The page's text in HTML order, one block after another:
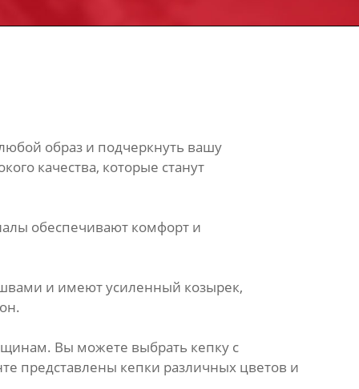
образ и подчеркнуть вашу
качества, которые станут
обеспечивают комфорт и
и имеют усиленный козырек,
Вы можете выбрать кепку с
представлены кепки различных цветов и